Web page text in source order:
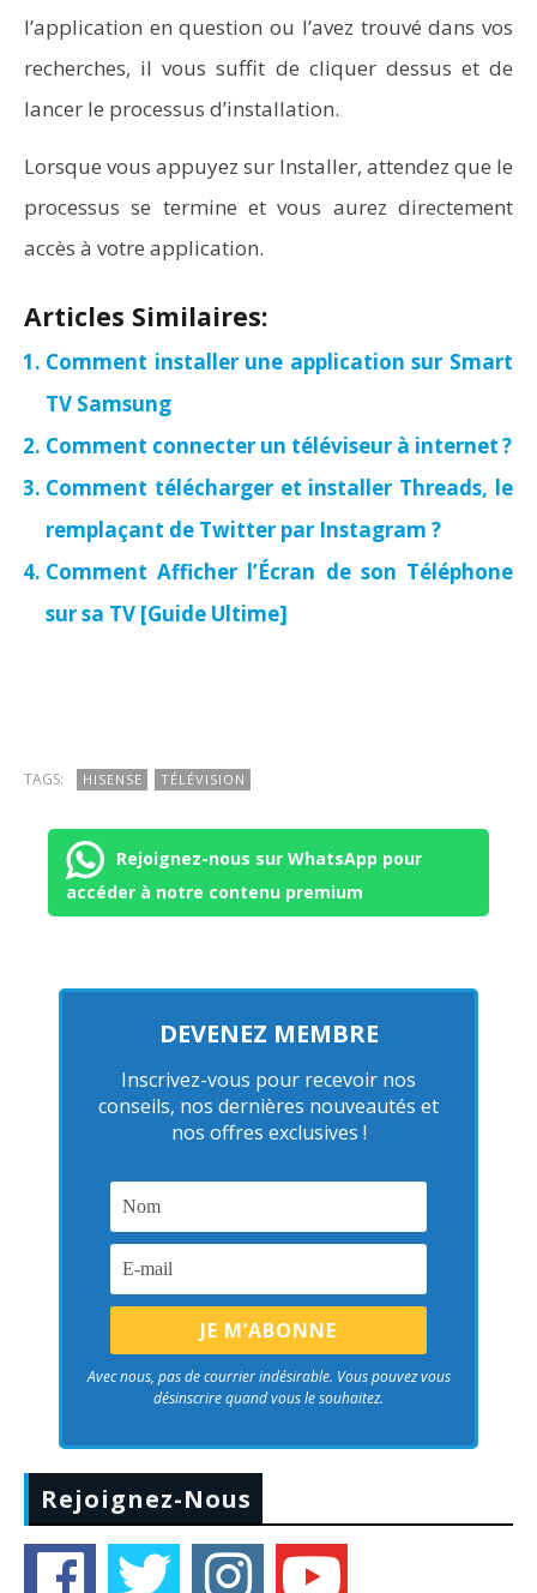
l’application en question ou l’avez trouvé dans vos
recherches, il vous suffit de cliquer dessus et de
lancer le processus d’installation.
Lorsque vous appuyez sur Installer, attendez que le
processus se termine et vous aurez directement
accès à votre application.
Articles Similaires:
Comment installer une application sur Smart
TV Samsung
Comment connecter un téléviseur à internet ?
Comment télécharger et installer Threads, le
remplaçant de Twitter par Instagram ?
Comment Afficher l’Écran de son Téléphone
sur sa TV [Guide Ultime]
TAGS: HISENSE TÉLÉVISION
Rejoignez-nous sur WhatsApp pour
accéder à notre contenu premium
DEVENEZ MEMBRE
Inscrivez-vous pour recevoir nos
conseils, nos dernières nouveautés et
nos offres exclusives !
Avec nous, pas de courrier indésirable. Vous pouvez vous
désinscrire quand vous le souhaitez.
Rejoignez-Nous